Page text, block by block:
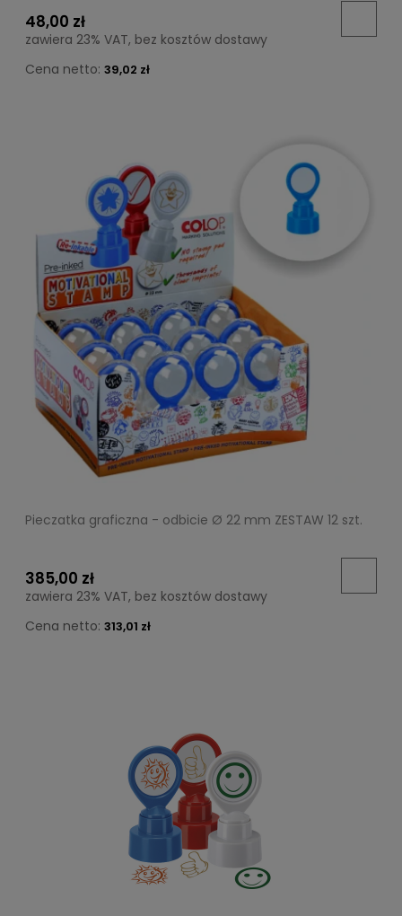
48,00 zł
zawiera 23% VAT, bez kosztów dostawy
Cena netto: 39,02 zł
Pieczatka graficzna - odbicie Ø 22 mm ZESTAW 12 szt.
385,00 zł
zawiera 23% VAT, bez kosztów dostawy
Cena netto: 313,01 zł